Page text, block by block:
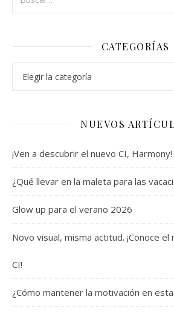
CATEGORÍAS
NUEVOS
¡Ven a descubrir el nuevo CI, Harmony!
¿Qué llevar en la maleta para las
Glow up para el verano 2026
Novo visual, misma actitud. ¡Conoce
CI!
¿Cómo mantener la motivación en